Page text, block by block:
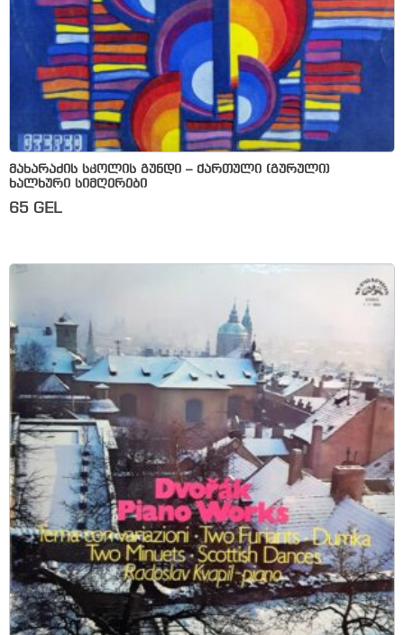
მახარაძის სკოლის გუნდი – ქართული (გურული)
ხალხური სიმღერები
65 GEL